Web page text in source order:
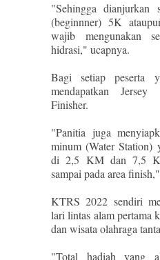
"Sehingga dianjurkan
(beginnner) 5K
wajib mengunakan
hidrasi," ucapnya.
Bagi setiap peserta
mendapatkan
Finisher.
"Panitia juga
minum (Water Station)
di 2,5 KM dan 7,5
sampai pada area
KTRS 2022 sendiri
lari lintas alam pertama
dan wisata olahraga
"Total hadiah yang